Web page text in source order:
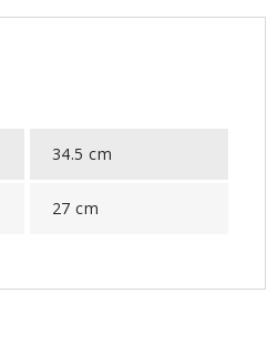
34.5 cm
27 cm